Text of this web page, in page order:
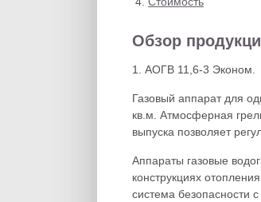
Обзор
1. АОГВ 11,6-3 Эконом.
Газовый аппарат для
кв.м. Атмосферная
выпуска позволяет
Аппараты газовые
конструкциях
система безопасности